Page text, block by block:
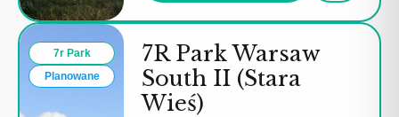
7r Park
Planowane
7R Park Warsaw
South II (Stara
Wieś)